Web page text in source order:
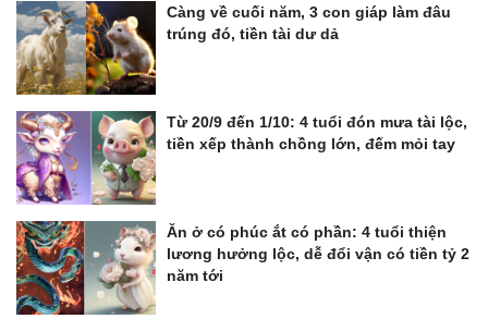
Càng về cuối năm, 3 con giáp làm đâu
trúng đó, tiền tài dư dả
Từ 20/9 đến 1/10: 4 tuổi đón mưa tài lộc,
tiền xếp thành chồng lớn, đếm mỏi tay
Ăn ở có phúc ắt có phần: 4 tuổi thiện
lương hưởng lộc, dễ đổi vận có tiền tỷ 2
năm tới